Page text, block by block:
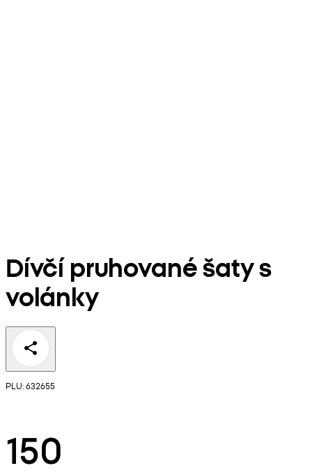
Dívčí pruhované šaty s
volánky
PLU: 632655
150